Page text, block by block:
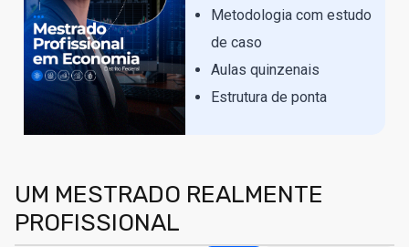
Metodologia com estudo
de caso
Aulas quinzenais
Estrutura de ponta
UM MESTRADO REALMENTE
PROFISSIONAL